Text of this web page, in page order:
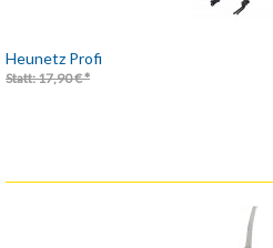
Heunetz Profi
Statt: 17,90 € *